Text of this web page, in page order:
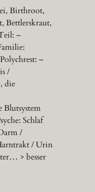
Birthroot,
Bettlerskraut,
–
–
/
die
Blutsystem
Schlaf
/
/ Urin
> besser